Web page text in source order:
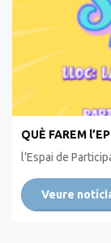
QUÈ FAREM
l’Espai de
Veure